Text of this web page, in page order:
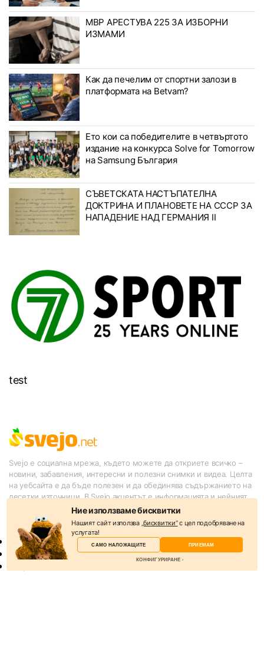
МВР АРЕСТУВА 225 ЗА ИЗБОРНИ
ИЗМАМИ
Как да печелим от спортни залози в
платформата на Betvam?
Ето кои са победителите в четвъртото
издание на конкурса Solve for Tomorrow
на Samsung България
СЪВЕТСКАТА НАСТЪПАТЕЛНА
ДОКТРИНА И ПЛАНОВЕТЕ НА СССР ЗА
НАПАДЕНИЕ НАД ГЕРМАНИЯ II
test
Svejo е социална мрежа, където можете да откриете всичко –
новини, забавления, интересни и полезни снимки и видеа. Целта
на уебсайта е да бъде полезен и да обединява съдържанието на
десетки източници. В Svejo акцентът е информацията и нейният
подбор от потребителите.
КАТЕГОРИИ
Новини
Слухове
Ние използваме бисквитки
Нашият сайт използва „бисквитки“с цел подобряване на
услугата!
САМО НАЛОЖАЩИТЕ ПРИЕМАМ
КОНФИГУРИРАНЕ